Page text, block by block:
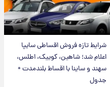
شرایط تازه فروش اقساطی سایپا
اعلام شد؛ شاهین، کوییک، اطلس،
سهند و ساینا با اقساط بلندمدت +
جدول